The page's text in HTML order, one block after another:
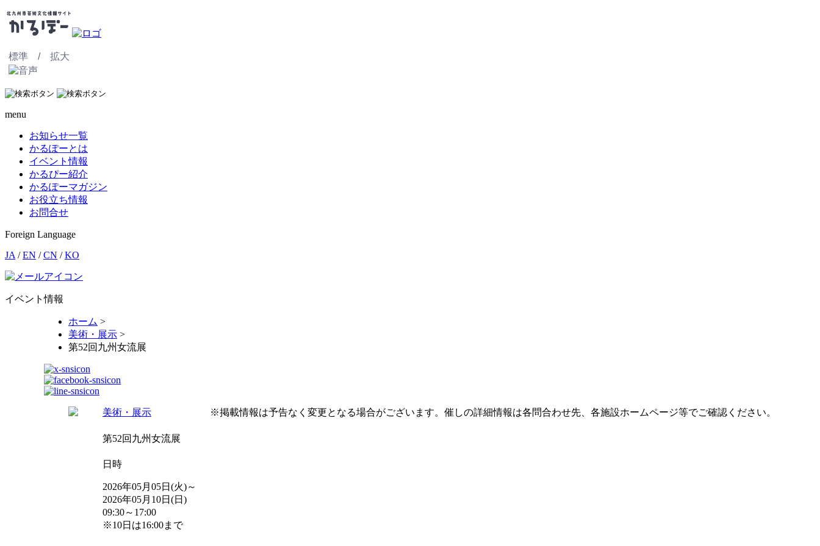
標準 / 拡大
menu
お知らせ一覧
かるぽーとは
イベント情報
かるぴー紹介
かるぽーマガジン
お役立ち情報
お問合せ
Foreign Language
JA /EN /CN /KO
イベント情報
ホーム >
美術・展示 >
第52回九州女流展
美術・展示
第52回九州女流展
日時
2026年05月05日(火)～
2026年05月10日(日)
09:30～17:00
※10日は16:00まで
※掲載情報は予告なく変更となる場合がございます。催しの詳細情報は各問合わせ先、各施設ホームページ等でご確認ください。